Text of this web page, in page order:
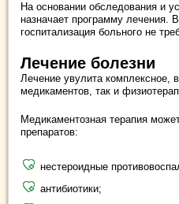
На основании обследования и
назначает программу лечения.
госпитализация больного не
Лечение болезни
Лечение увулита комплексное,
медикаментов, так и
Медикаментозная терапия
препаратов:
нестероидные
антибиотики;